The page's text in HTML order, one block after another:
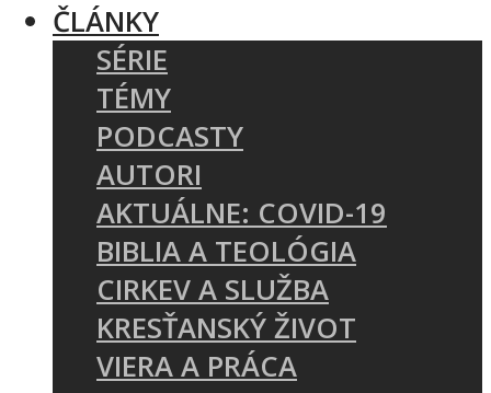
ČLÁNKY
SÉRIE
TÉMY
PODCASTY
AUTORI
AKTUÁLNE: COVID-19
BIBLIA A TEOLÓGIA
CIRKEV A SLUŽBA
KRESŤANSKÝ ŽIVOT
VIERA A PRÁCA